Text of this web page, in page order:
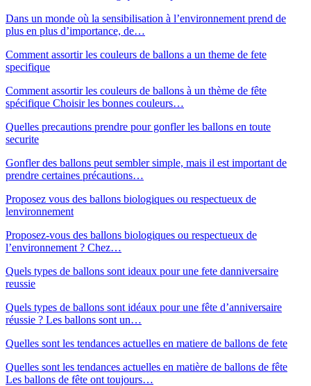
Dans un monde où la sensibilisation à l’environnement prend de
plus en plus d’importance, de…
Comment assortir les couleurs de ballons a un theme de fete
specifique
Comment assortir les couleurs de ballons à un thème de fête
spécifique Choisir les bonnes couleurs…
Quelles precautions prendre pour gonfler les ballons en toute
securite
Gonfler des ballons peut sembler simple, mais il est important de
prendre certaines précautions…
Proposez vous des ballons biologiques ou respectueux de
lenvironnement
Proposez-vous des ballons biologiques ou respectueux de
l’environnement ? Chez…
Quels types de ballons sont ideaux pour une fete danniversaire
reussie
Quels types de ballons sont idéaux pour une fête d’anniversaire
réussie ? Les ballons sont un…
Quelles sont les tendances actuelles en matiere de ballons de fete
Quelles sont les tendances actuelles en matière de ballons de fête
Les ballons de fête ont toujours…